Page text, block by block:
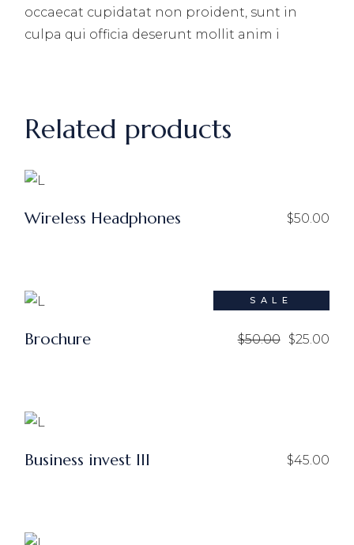
occaecat cupidatat non proident, sunt in
culpa qui officia deserunt mollit anim i
Related products
Wireless Headphones $50.00
SALE
Brochure $50.00 $25.00
Business invest III $45.00